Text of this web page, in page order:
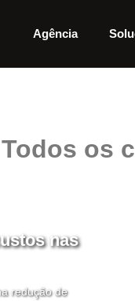
Agência
Todos os
nas
redução de